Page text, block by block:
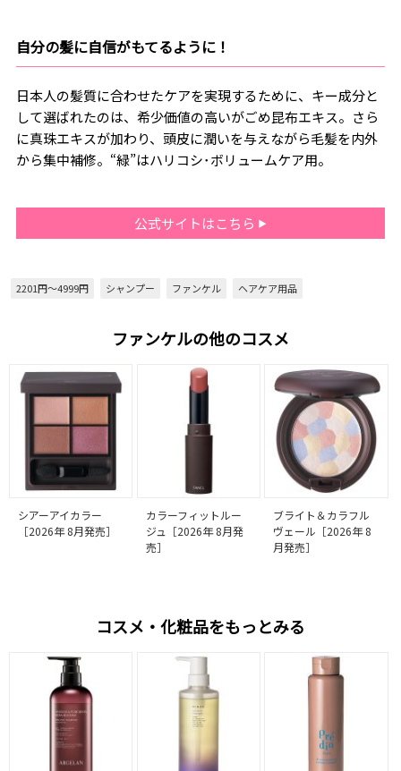
自分の髪に自信がもてるように！
日本人の髪質に合わせたケアを実現するために、キー成分と
して選ばれたのは、希少価値の高いがごめ昆布エキス。さら
に真珠エキスが加わり、頭皮に潤いを与えながら毛髪を内外
から集中補修。“緑”はハリコシ･ボリュームケア用。
公式サイトはこちら
2201円～4999円 シャンプー ファンケル ヘアケア用品
ファンケルの他のコスメ
シアーアイカラー
［2026年 8月発売］
カラーフィットルー
ジュ［2026年 8月発
売］
ブライト＆カラフル
ヴェール［2026年 8
月発売］
コスメ・化粧品をもっとみる